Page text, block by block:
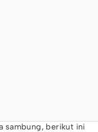
sambung, berikut ini